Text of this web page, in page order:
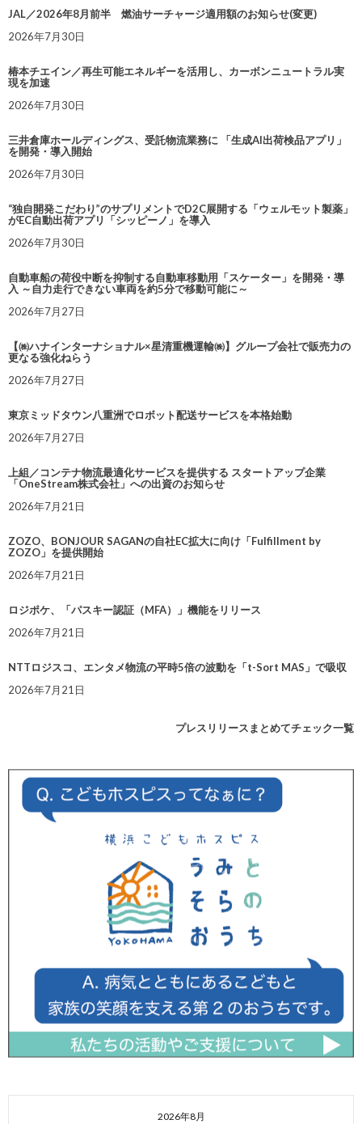
JAL／2026年8月前半 燃油サーチャージ適用額のお知らせ(変更)
2026年7月30日
椿本チエイン／再生可能エネルギーを活用し、カーボンニュートラル実
現を加速
2026年7月30日
三井倉庫ホールディングス、受託物流業務に 「生成AI出荷検品アプリ」
を開発・導入開始
2026年7月30日
“独自開発こだわり”のサプリメントでD2C展開する「ウェルモット製薬」
がEC自動出荷アプリ「シッピーノ」を導入
2026年7月30日
自動車船の荷役中断を抑制する自動車移動用「スケーター」を開発・導
入 ～自力走行できない車両を約5分で移動可能に～
2026年7月27日
【㈱ハナインターナショナル×星清重機運輸㈱】グループ会社で販売力の
更なる強化ねらう
2026年7月27日
東京ミッドタウン八重洲でロボット配送サービスを本格始動
2026年7月27日
上組／コンテナ物流最適化サービスを提供する スタートアップ企業
「OneStream株式会社」への出資のお知らせ
2026年7月21日
ZOZO、BONJOUR SAGANの自社EC拡大に向け「Fulfillment by
ZOZO」を提供開始
2026年7月21日
ロジポケ、「パスキー認証（MFA）」機能をリリース
2026年7月21日
NTTロジスコ、エンタメ物流の平時5倍の波動を「t-Sort MAS」で吸収
2026年7月21日
プレスリリースまとめてチェック一覧
2026年8月